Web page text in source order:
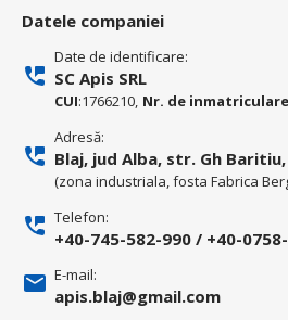
Datele companiei
Date de identificare:
SC Apis SRL
CUI:1766210, Nr. de inmatriculare
Adresă:
Blaj, jud Alba, str. Gh
(zona industriala, fosta Fabrica
Telefon:
+40-745-582-990 / +40-
E-mail:
apis.blaj@gmail.com